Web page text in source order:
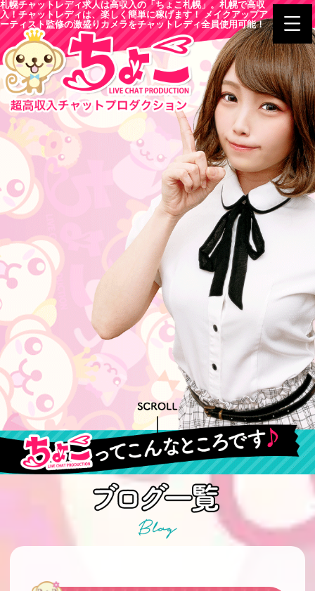
札幌チャットレディ求人は高収入の「ちょこ札幌」。札幌で高収
入！チャットレディは、楽しく簡単に稼げます！ メイクアップア
ーティスト監修の激盛りカメラをチャットレディ全員使用可能！